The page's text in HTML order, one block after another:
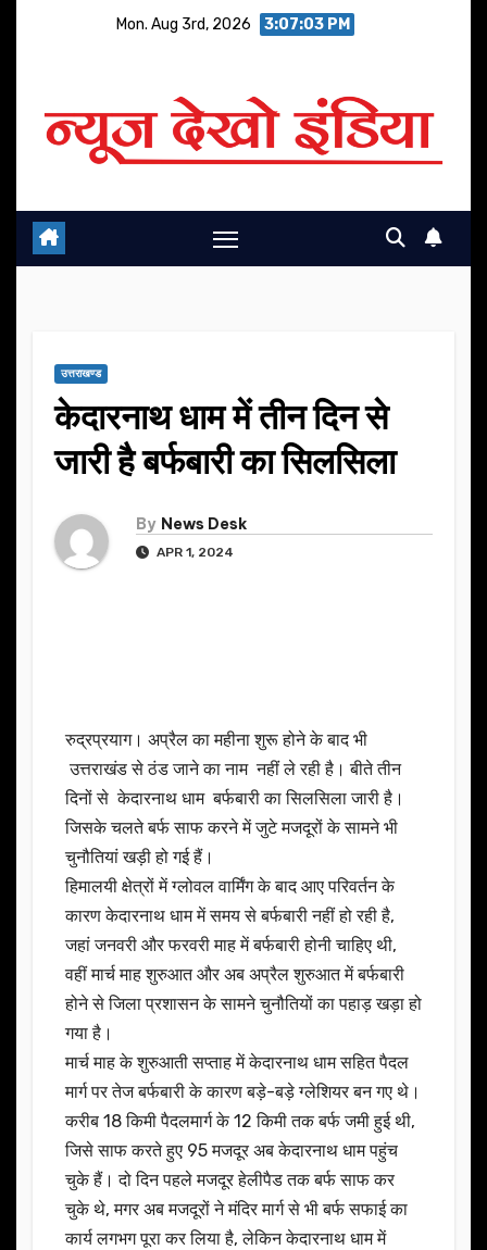
Mon. Aug 3rd, 2026 3:07:03 PM
उत्तराखण्ड
केदारनाथ धाम में तीन दिन से
जारी है बर्फबारी का सिलसिला
By News Desk
APR 1, 2024
रुद्रप्रयाग। अप्रैल का महीना शुरू होने के बाद भी
उत्तराखंड से ठंड जाने का नाम नहीं ले रही है। बीते तीन
दिनों से केदारनाथ धाम बर्फबारी का सिलसिला जारी है।
जिसके चलते बर्फ साफ करने में जुटे मजदूरों के सामने भी
चुनौतियां खड़ी हो गई हैं।
हिमालयी क्षेत्रों में ग्लोवल वार्मिंग के बाद आए परिवर्तन के
कारण केदारनाथ धाम में समय से बर्फबारी नहीं हो रही है,
जहां जनवरी और फरवरी माह में बर्फबारी होनी चाहिए थी,
वहीं मार्च माह शुरुआत और अब अप्रैल शुरुआत में बर्फबारी
होने से जिला प्रशासन के सामने चुनौतियों का पहाड़ खड़ा हो
गया है।
मार्च माह के शुरुआती सप्ताह में केदारनाथ धाम सहित पैदल
मार्ग पर तेज बर्फबारी के कारण बड़े-बड़े ग्लेशियर बन गए थे।
करीब 18 किमी पैदलमार्ग के 12 किमी तक बर्फ जमी हुई थी,
जिसे साफ करते हुए 95 मजदूर अब केदारनाथ धाम पहुंच
चुके हैं। दो दिन पहले मजदूर हेलीपैड तक बर्फ साफ कर
चुके थे, मगर अब मजदूरों ने मंदिर मार्ग से भी बर्फ सफाई का
कार्य लगभग पूरा कर लिया है, लेकिन केदारनाथ धाम में